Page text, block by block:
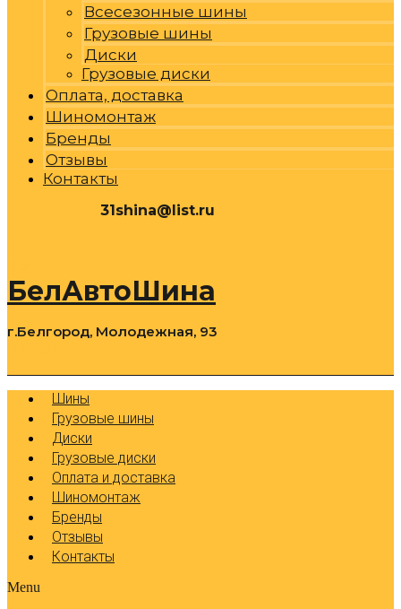
Всесезонные шины
Грузовые шины
Диски
Грузовые диски
Оплата, доставка
Шиномонтаж
Бренды
Отзывы
Контакты
31shina@list.ru
БелАвтоШина
г.Белгород, Молодежная, 93
Шины
Грузовые шины
Диски
Грузовые диски
Оплата и доставка
Шиномонтаж
Бренды
Отзывы
Контакты
Menu